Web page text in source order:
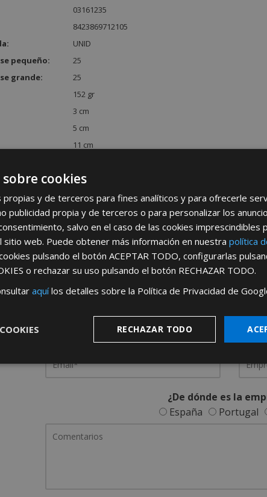
03161235
8423869712105
UNID
pequeño:
25
grande:
25
152 gr
3 cm
5 cm
11 cm
REGÍSTRATE PARA HACERTE
Desdeaquípodrá ver todas las
Rellene este formulario y nos pondremos en contacto
¿De dónde es la
España
Portugal
cookies
propias y de terceros para fines analíticos y para ofrecerle
publicidad propia y de terceros o para personalizar los
salvo en el caso de las cookies imprescindibles
sitio web. Puede obtener más información en nuestra política
pulsando el botón ACEPTAR TODO, configurarlas
o rechazar su uso pulsando el botón RECHAZAR TODO.
aquílos detalles sobre la Política de Privacidad de
RECHAZAR TODO